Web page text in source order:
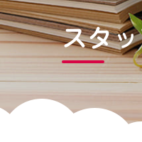
スタ